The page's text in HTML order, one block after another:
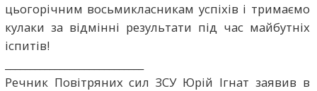
цьогорічним восьмикласникам успіхів і тримаємо
кулаки за відмінні результати під час майбутніх
іспитів!
Речник Повітряних сил ЗСУ Юрій Ігнат заявив в